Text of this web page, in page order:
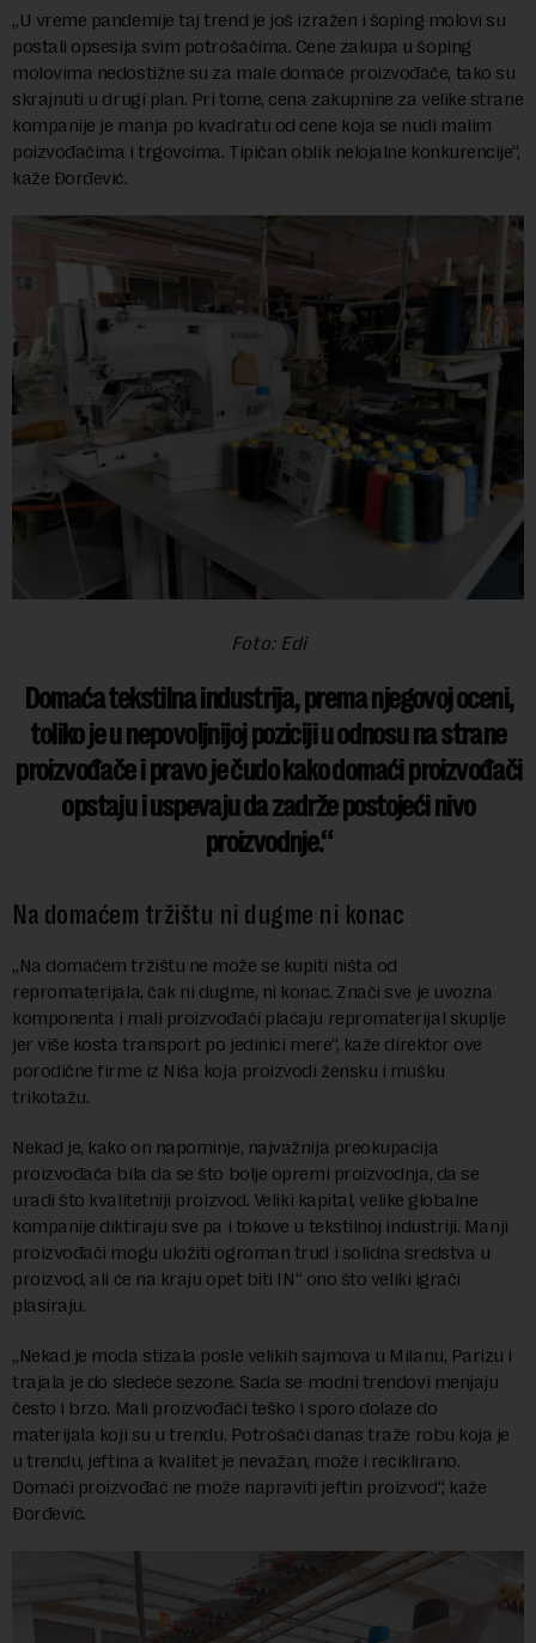
„U vreme pandemije taj trend je još izražen i šoping molovi su
postali opsesija svim potrošačima. Cene zakupa u šoping
molovima nedostižne su za male domaće proizvođače, tako su
skrajnuti u drugi plan. Pri tome, cena zakupnine za velike strane
kompanije je manja po kvadratu od cene koja se nudi malim
poizvođačima i trgovcima. Tipičan oblik nelojalne konkurencije“,
kaže Đorđević.
Foto: Edi
Domaća tekstilna industrija, prema njegovoj oceni,
toliko je u nepovoljnijoj poziciji u odnosu na strane
proizvođače i pravo je čudo kako domaći proizvođači
opstaju i uspevaju da zadrže postojeći nivo
proizvodnje.
Na domaćem tržištu ni dugme ni konac
„Na domaćem tržištu ne može se kupiti ništa od
repromaterijala, čak ni dugme, ni konac. Znači sve je uvozna
komponenta i mali proizvođači plaćaju repromaterijal skuplje
jer više kosta transport po jedinici mere“, kaže direktor ove
porodične firme iz Niša koja proizvodi žensku i mušku
trikotažu.
Nekad je, kako on napominje, najvažnija preokupacija
proizvođača bila da se što bolje opremi proizvodnja, da se
uradi što kvalitetniji proizvod. Veliki kapital, velike globalne
kompanije diktiraju sve pa i tokove u tekstilnoj industriji. Manji
proizvođači mogu uložiti ogroman trud i solidna sredstva u
proizvod, ali će na kraju opet biti IN“ ono što veliki igrači
plasiraju.
„Nekad je moda stizala posle velikih sajmova u Milanu, Parizu i
trajala je do sledeće sezone. Sada se modni trendovi menjaju
često i brzo. Mali proizvođači teško i sporo dolaze do
materijala koji su u trendu. Potrošači danas traže robu koja je
u trendu, jeftina a kvalitet je nevažan, može i reciklirano.
Domaći proizvođač ne može napraviti jeftin proizvod“, kaže
Đorđević.